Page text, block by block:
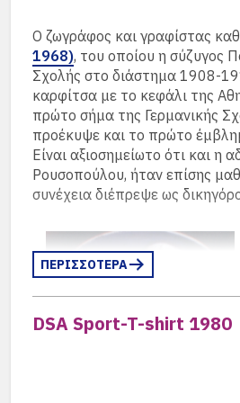
πηγή: Σμαράγδα Μουρίκη
Ο ζωγράφος και γραφίστας
1968), του οποίου η σύζυγος
Σχολής στο διάστημα 1908-
καρφίτσα με το κεφάλι της
πρώτο σήμα της Γερμανικής
προέκυψε και το πρώτο
Είναι αξιοσημείωτο ότι και η
Ρουσοπούλου, ήταν επίσης
συνέχεια διέπρεψε ως
ΠΕΡΙΣΣΟΤΕΡΑ
DSA Sport-T-shirt 1980